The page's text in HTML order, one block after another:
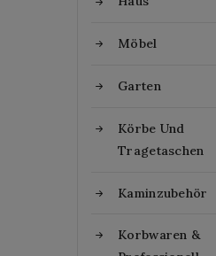
Möbel
Garten
Körbe Und
Tragetaschen
Kaminzubehör
Korbwaren &